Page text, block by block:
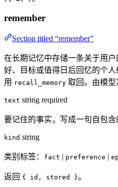
remember
Section titled “remember”
在长期记忆中存储一条关于用
好、目标或值得日后回忆的个
用 recall_memory 取回。由模型
text string required
要记住的事实，写成一句自包含
kind string
类别标签： fact | preference |
返回 { id, stored }。